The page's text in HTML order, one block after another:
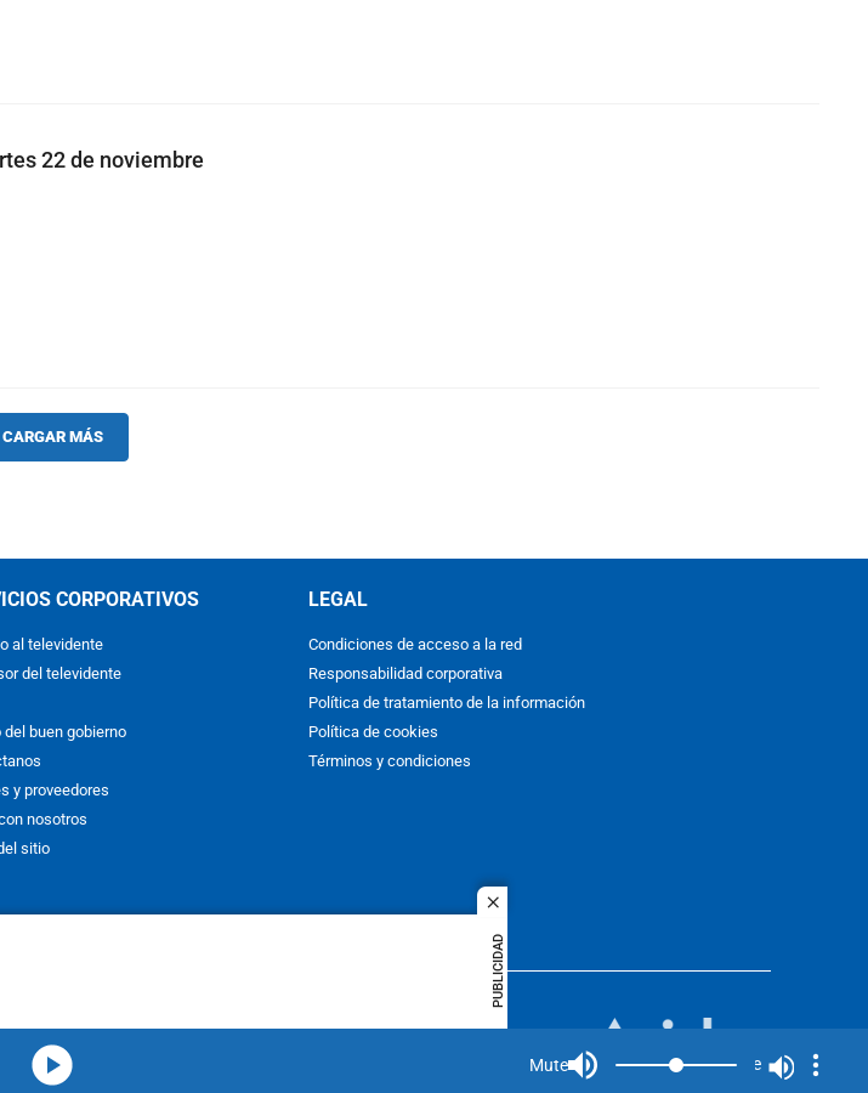
22 de noviembre
CARGAR MÁS
close
PUBLICIDAD
CORPORATIVOS
al televidente
del televidente
del buen gobierno
y proveedores
nosotros
sitio
LEGAL
Condiciones de acceso a la red
Responsabilidad corporativa
Política de tratamiento de la información
Política de cookies
Términos y condiciones
o parcial, así como su traducción a cualquier idioma
written permission is prohibited. All rights
Mute Mute